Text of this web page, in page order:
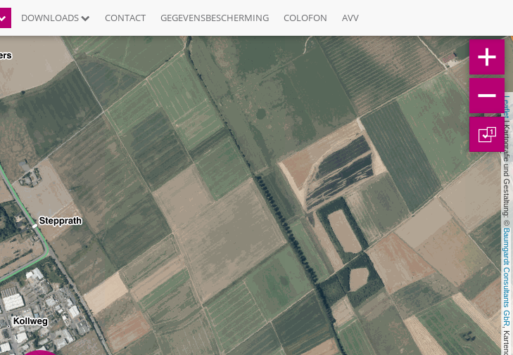
DOWNLOADS CONTACT GEGEVENSBESCHERMING COLOFON AVV
Leaflet
| Kartografie und Gestaltung: ©
Baumgardt Consultants GbR
1